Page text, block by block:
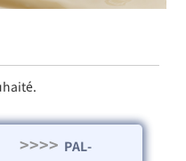
>>>> PAL-